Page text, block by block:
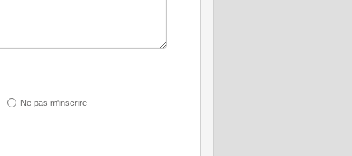
Ne pas m'inscrire